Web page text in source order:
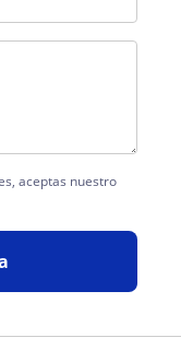
aceptas nuestro